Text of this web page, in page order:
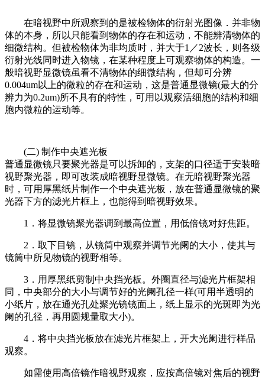
在暗视野中所观察到的是被检物体的衍射光图像．并非物
体的本身，所以只能看到物体的存在和运动，不能辨清物体的
细微结构。但被检物体为非均质时，并大于1／2波长，则各级
衍射光线同时进入物镜，在某种程度上可观察物体的构造。一
般暗视野显微镜虽看不清物体的细微结构，但却可分辨
0.004um以上的微粒的存在和运动，这是普通显微镜(最大的分
辨力为0.2um)所不具有的特性，可用以观察活细胞的结构和细
胞内微粒的运动等。
(二) 制作中央遮光板
普通显微镜只要聚光器是可以拆卸的，支架的口径适于安装暗
视野聚光器，即可改装成暗视野显微镜。在无暗视野聚光器
时，可用厚黑纸片制作一个中央遮光板，放在普通显微镜的聚
光器下方的滤光片框上，也能得到暗视野效果。
1．将显微镜聚光器调到最高位置，用低倍镜对好焦距。
2．取下目镜，从镜筒中观察并调节光阑的大小，使其与
镜筒中所见物镜的视野相等。
3．用厚黑纸剪制中央挡光板。外圈直径与滤光片框架相
同，中央部分的大小与调节好的光阑孔径一样(可用半透明的
小纸片，放在通光孔处聚光镜镜面上，纸上显示的光斑即为光
阑的孔径，再用圆规量取大小)。
4．将中央挡光板放在滤光片框架上，开大光阑进行样品
观察。
如需使用高倍镜作暗视野观察，应按高倍镜对焦后的视野